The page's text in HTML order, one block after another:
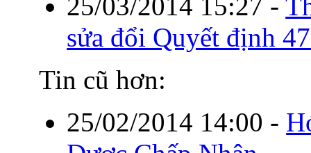
sửa đổi Quyết định
Tin cũ hơn:
25/02/2014 14:00 -